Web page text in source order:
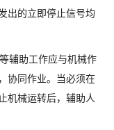
出的立即停止信号均
辅助工作应与机械作
协同作业。当必须在
机械运转后，辅助人